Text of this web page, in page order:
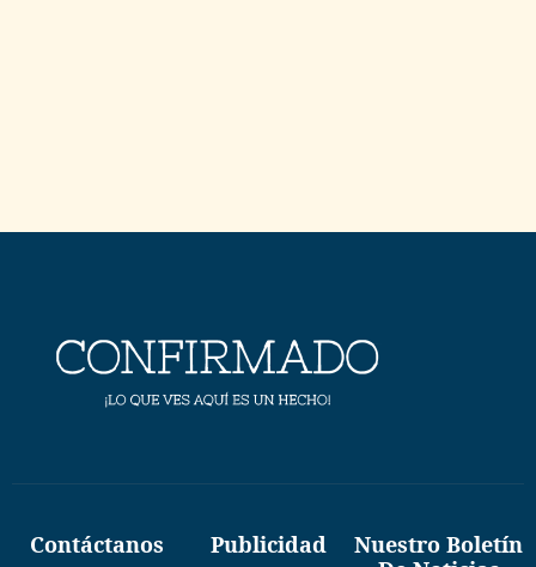
Contáctanos Publicidad
Nuestro Boletín